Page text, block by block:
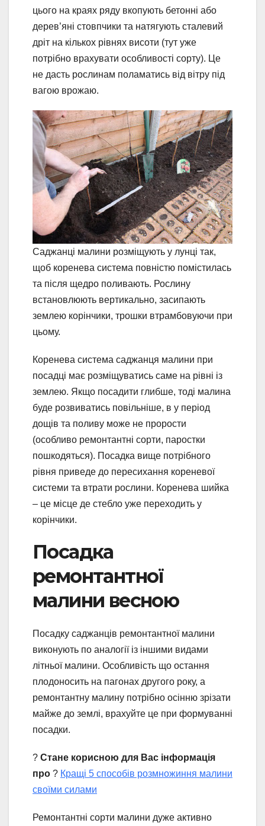
цього на краях ряду вкопують бетонні або
дерев’яні стовпчики та натягують сталевий
дріт на кількох рівнях висоти (тут уже
потрібно врахувати особливості сорту). Це
не дасть рослинам поламатись від вітру під
вагою врожаю.
Саджанці малини розміщують у лунці так,
щоб коренева система повністю помістилась
та після щедро поливають. Рослину
встановлюють вертикально, засипають
землею корінчики, трошки втрамбовуючи при
цьому.
Коренева система саджанця малини при
посадці має розміщуватись саме на рівні із
землею. Якщо посадити глибше, тоді малина
буде розвиватись повільніше, в у період
дощів та поливу може не прорости
(особливо ремонтантні сорти, паростки
пошкодяться). Посадка вище потрібного
рівня приведе до пересихання кореневої
системи та втрати рослини. Коренева шийка
– це місце де стебло уже переходить у
корінчики.
Посадка
ремонтантної
малини весною
Посадку саджанців ремонтантної малини
виконують по аналогії із іншими видами
літньої малини. Особливість що остання
плодоносить на пагонах другого року, а
ремонтантну малину потрібно осінню зрізати
майже до землі, врахуйте це при формуванні
посадки.
? Стане корисною для Вас інформація
про ? Кращі 5 способів розмножиння малини
своїми силами
Ремонтантні сорти малини дуже активно